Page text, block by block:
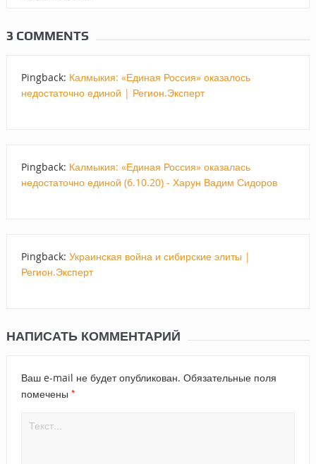
3 COMMENTS
Pingback: Калмыкия: «Единая Россия» оказалось
недостаточно единой | Регион.Эксперт
Pingback: Калмыкия: «Единая Россия» оказалась
недостаточно единой (6.10.20) - Харун Вадим Сидоров
Pingback: Украинская война и сибирские элиты |
Регион.Эксперт
НАПИСАТЬ КОММЕНТАРИЙ
Ваш e-mail не будет опубликован. Обязательные поля
помечены *